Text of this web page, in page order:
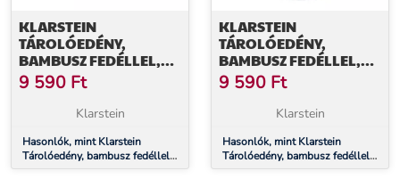
KLARSTEIN
TÁROLÓEDÉNY,
BAMBUSZ FEDÉLLEL,
750 ML, EGYMÁSRA
HELYEZHETŐ,
LÉGMENTESEN
9 590 Ft
Klarstein
Hasonlók, mint Klarstein
Tárolóedény, bambusz fedéllel,
750 ml, egymásra helyezhető,
KLARSTEIN
TÁROLÓEDÉNY,
BAMBUSZ FEDÉLLEL,
800 ML, EGYMÁSRA
HELYEZHETŐ,
LÉGMENTESEN
9 590 Ft
Klarstein
Hasonlók, mint Klarstein
Tárolóedény, bambusz fedéllel,
800 ml, egymásra helyezhető,